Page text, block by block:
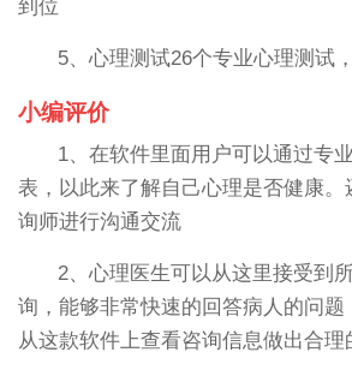
到位
5、心理测试26个专业心理测试
小编评价
1、在软件里面用户可以通过专
表，以此来了解自己心理是否健康。
询师进行沟通交流
2、心理医生可以从这里接受到
询，能够非常快速的回答病人的问题
从这款软件上查看咨询信息做出合理